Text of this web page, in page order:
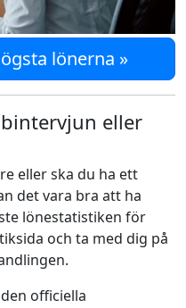
lönerna »
eller
eller ska du ha ett
det vara bra att ha
lönestatistiken för
och ta med dig på
officiella